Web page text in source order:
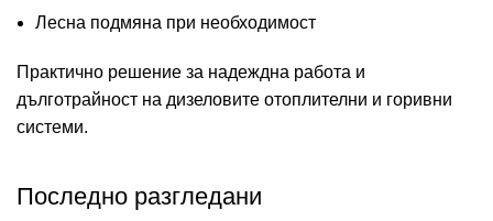
Лесна подмяна при необходимост
Практично решение за надеждна работа и
дълготрайност на дизеловите отоплителни и горивни
системи.
Последно разгледани